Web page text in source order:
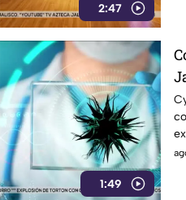
2:47
1:49